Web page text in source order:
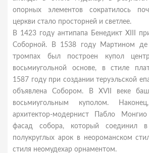
опорных элементов сократилось
церкви стало просторней и светлее.
В 1423 году антипапа Бенедикт XIII
Соборной. В 1538 году Мартином де
тромпах был построен купол
восьмиугольной основе, в стиле
1587 году при создании теруэльской
объявлена Собором. В XVII веке
восьмиугольным куполом.
архитектор-модернист Пабло
фасад собора, который соединил в
полукруглых арок в неороманском
стиля неомудехар орнаментом.